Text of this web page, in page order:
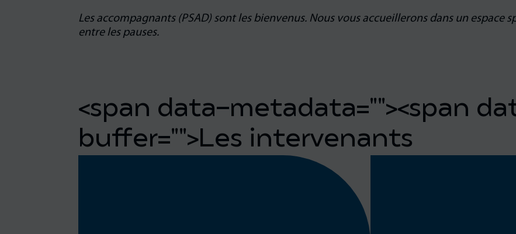
Les accompagnants (PSAD) sont les bienvenus. Nous vous accueillerons dans un espace
entre les pauses.
<span data-metadata=""><span
buffer="">Les intervenants